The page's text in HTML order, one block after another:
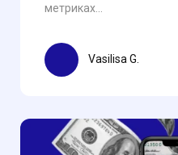
метриках...
Vasilisa G.